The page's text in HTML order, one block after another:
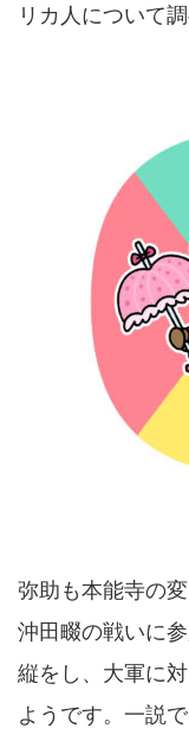
リカ人について
弥助も本能寺の
沖田畷の戦いに
縦をし、大軍に
ようです。一説